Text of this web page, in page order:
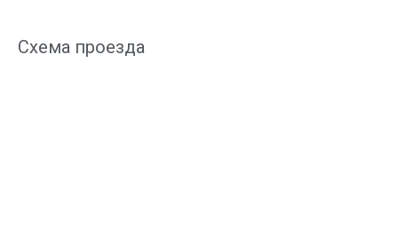
Схема проезда